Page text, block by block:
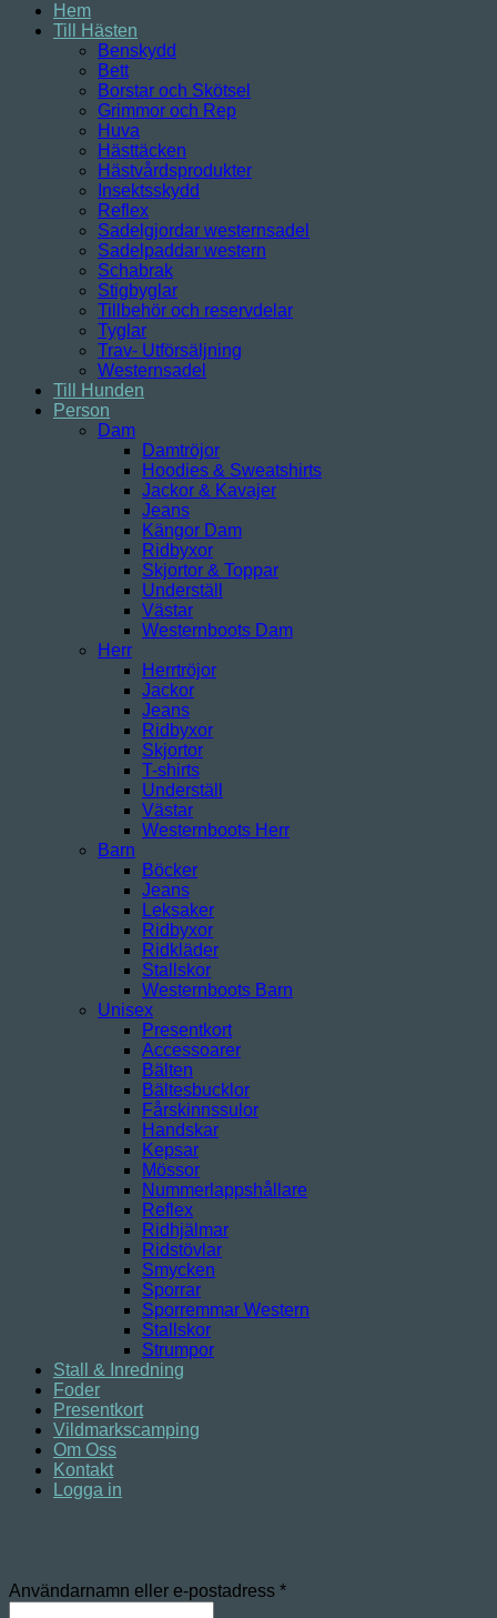
Hem
Till Hästen
Benskydd
Bett
Borstar och Skötsel
Grimmor och Rep
Huva
Hästtäcken
Hästvårdsprodukter
Insektsskydd
Reflex
Sadelgjordar westernsadel
Sadelpaddar western
Schabrak
Stigbyglar
Tillbehör och reservdelar
Tyglar
Trav- Utförsäljning
Westernsadel
Till Hunden
Person
Dam
Damtröjor
Hoodies & Sweatshirts
Jackor & Kavajer
Jeans
Kängor Dam
Ridbyxor
Skjortor & Toppar
Underställ
Västar
Westernboots Dam
Herr
Herrtröjor
Jackor
Jeans
Ridbyxor
Skjortor
T-shirts
Underställ
Västar
Westernboots Herr
Barn
Böcker
Jeans
Leksaker
Ridbyxor
Ridkläder
Stallskor
Westernboots Barn
Unisex
Presentkort
Accessoarer
Bälten
Bältesbucklor
Fårskinnssulor
Handskar
Kepsar
Mössor
Nummerlappshållare
Reflex
Ridhjälmar
Ridstövlar
Smycken
Sporrar
Sporremmar Western
Stallskor
Strumpor
Stall & Inredning
Foder
Presentkort
Vildmarkscamping
Om Oss
Kontakt
Logga in
Användarnamn eller e-postadress *Obligatoriskt